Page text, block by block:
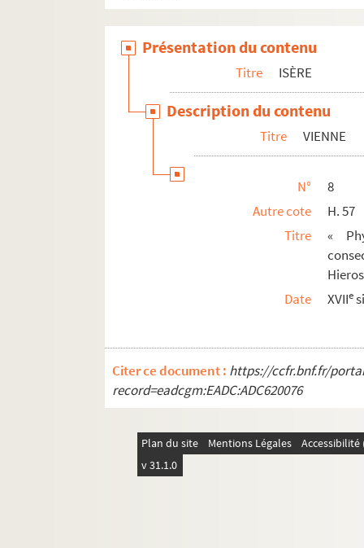
Présentation du contenu
Titre ISÈRE
Description du contenu
Titre VIENNE
N°
8
Autre cote
H. 57
Titre
«
Date
XVIIe
Citer ce document : https://ccfr.bnf.fr/
record=eadcgm:EADC:ADC620076
Plan du site Mentions Légales
v 31.1.0